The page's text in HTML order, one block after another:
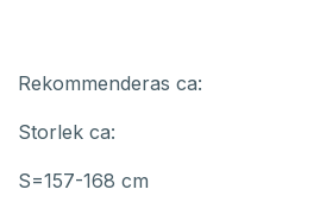
Rekommenderas ca:
Storlek ca:
S=157-168 cm